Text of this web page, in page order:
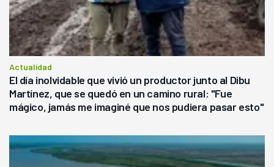
Actualidad
El día inolvidable que vivió un productor junto al Dibu
Martínez, que se quedó en un camino rural: "Fue
mágico, jamás me imaginé que nos pudiera pasar esto"